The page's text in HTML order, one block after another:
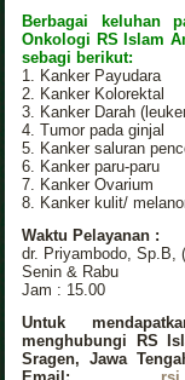
Berbagai keluhan
Onkologi RS Islam
sebagi berikut:
1. Kanker Payudara
2. Kanker Kolorektal
3. Kanker Darah
4. Tumor pada ginjal
5. Kanker saluran
6. Kanker paru-paru
7. Kanker Ovarium
8. Kanker kulit/
Waktu Pelayanan :
dr. Priyambodo, Sp.B,
Senin & Rabu
Jam : 15.00
Untuk
menghubungi RS
Sragen, Jawa